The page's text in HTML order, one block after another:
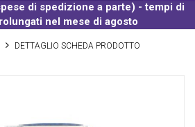
di spedizione a parte) - tempi di
nel mese di agosto
DETTAGLIO SCHEDA PRODOTTO